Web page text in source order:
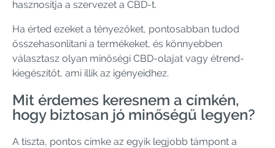
hasznosítja a szervezet a CBD-t.
Ha érted ezeket a tényezőket, pontosabban tudod
összehasonlítani a termékeket, és könnyebben
választasz olyan minőségi CBD-olajat vagy étrend-
kiegészítőt, ami illik az igényeidhez.
Mit érdemes keresnem a címkén,
hogy biztosan jó minőségű legyen?
A tiszta, pontos címke az egyik legjobb támpont a